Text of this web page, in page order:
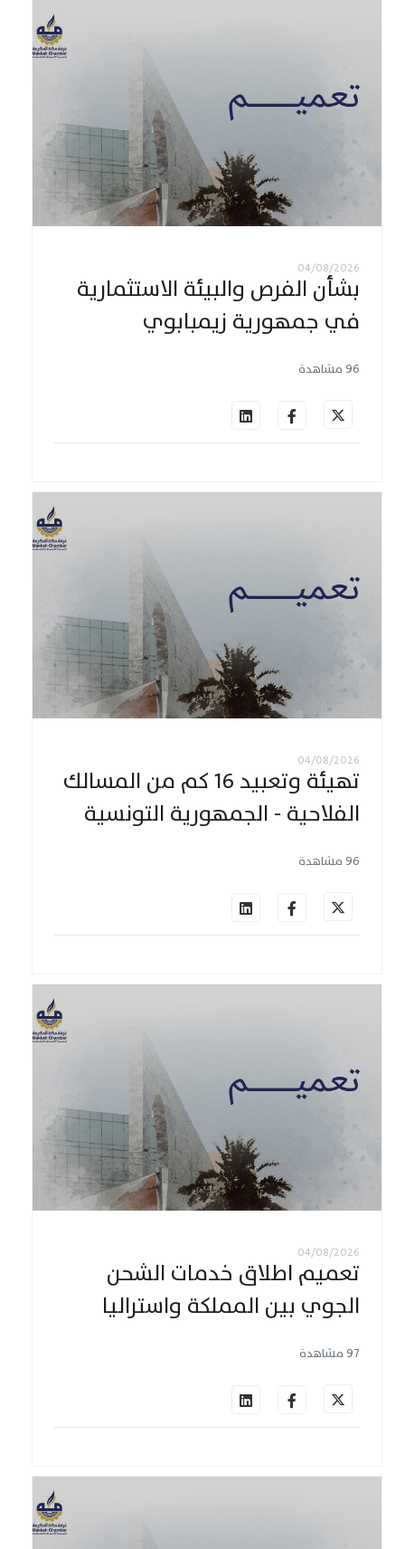
04/08/2026
بشأن الفرص والبيئة الاستثمارية
في جمهورية زيمبابوي
96 مشاهدة
04/08/2026
تهيئة وتعبيد 16 كم من المسالك
الفلاحية - الجمهورية التونسية
96 مشاهدة
04/08/2026
تعميم اطلاق خدمات الشحن
الجوي بين المملكة واستراليا
97 مشاهدة